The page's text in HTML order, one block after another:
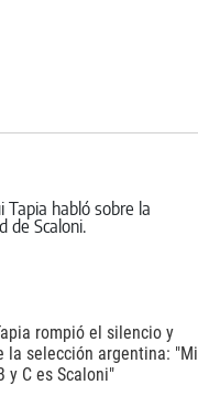
rompió el silencio y
la selección argentina: "Mi
y C es Scaloni"